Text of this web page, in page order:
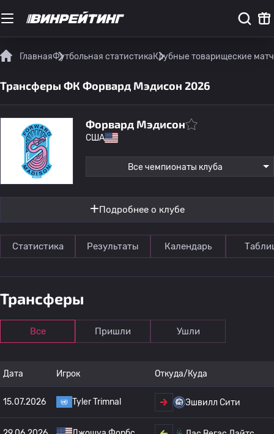
ГлавнаяФутбольная статистикаКлубные товарищеские
Трансферы ФК Форвард Мэдисон 2026
Форвард Мэдисон
США
Все чемпионаты клуба
Подробнее о клубе
Статистика Результаты Календарь
Трансферы
Все Пришли Ушли
Дата Игрок Откуда/Куда
15.07.2026 Tyler Trimnal Эшвилл Сити